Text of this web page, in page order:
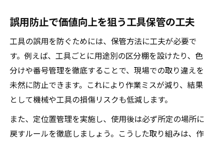
買取評価が上がる工作機械の保管チェック
リスト
日々の管理記録が買取時信頼度を高める理
由
清掃徹底が機械の買取査定に与える影響と
は
適切な工具管理が買取成功率向上に直結す
る
誤用防止で価値向上を狙う工具保管の工夫
工具の誤用を防ぐためには、保管方法に工夫が必要で
す。例えば、工具ごとに用途別の区分棚を設けたり、色
分けや番号管理を徹底することで、現場での取り違えを
未然に防止できます。これにより作業ミスが減り、結果
として機械や工具の損傷リスクも低減します。
また、定位置管理を実施し、使用後は必ず所定の場所に
戻すルールを徹底しましょう。こうした取り組みは、作